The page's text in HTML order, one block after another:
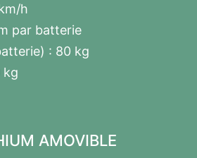
h
par batterie
: 80 kg
kg
AMOVIBLE